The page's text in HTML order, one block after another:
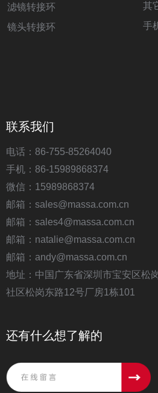
还有什么想了解的
滤镜转接环
镜头转接环
其
手
联系我们
电话：86-755-85264040
手机：86-15989868374
微信：15989868374
邮箱：sales@massa.com.cn
邮箱：sales4@massa.com.cn
邮箱：natalie@massa.com.cn
邮箱：andy@massa.com.cn
地址：中国广东省深圳市宝安区松
社区松岗东路12号厂房1栋101